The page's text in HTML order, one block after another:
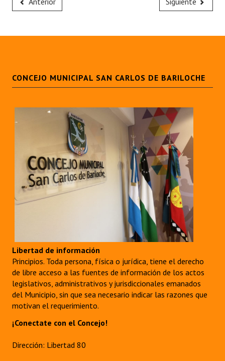
CONCEJO MUNICIPAL SAN CARLOS DE BARILOCHE
Libertad de información
Principios. Toda persona, física o jurídica, tiene el derecho
de libre acceso a las fuentes de información de los actos
legislativos, administrativos y jurisdiccionales emanados
del Municipio, sin que sea necesario indicar las razones que
motivan el requerimiento.
¡Conectate con el Concejo!
Dirección: Libertad 80